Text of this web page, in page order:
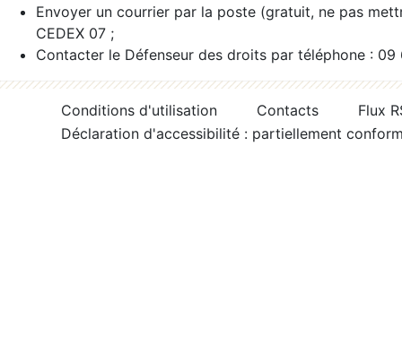
Envoyer un courrier par la poste (gratuit, ne pas
CEDEX 07 ;
Contacter le Défenseur des droits par téléphone :
Conditions d'utilisation Contacts
Flux
Déclaration d'accessibilité : partiellement